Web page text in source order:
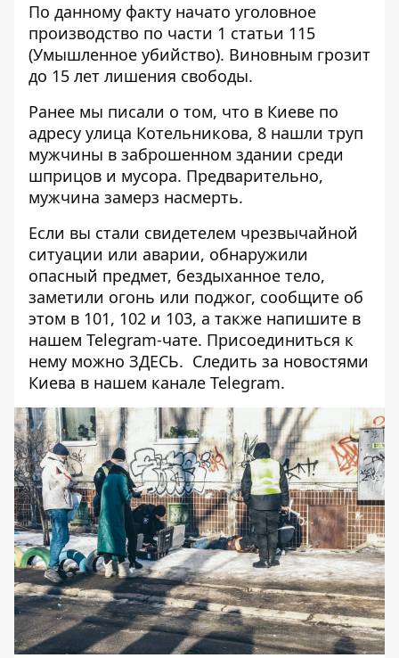
По данному факту начато уголовное
производство по части 1 статьи 115
(Умышленное убийство). Виновным грозит
до 15 лет лишения свободы.
Ранее мы писали о том, что в Киеве по
адресу улица Котельникова, 8 нашли труп
мужчины в заброшенном здании среди
шприцов и мусора. Предварительно,
мужчина замерз насмерть.
Если вы стали свидетелем чрезвычайной
ситуации или аварии, обнаружили
опасный предмет, бездыханное тело,
заметили огонь или поджог, сообщите об
этом в 101, 102 и 103, а также напишите в
нашем Telegram-чате. Присоединиться к
нему можно ЗДЕСЬ. Следить за новостями
Киева в нашем канале Telegram.